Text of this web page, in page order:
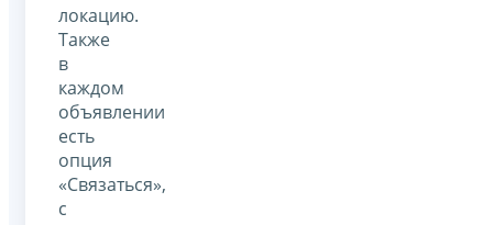
локацию.
Также
в
каждом
объявлении
есть
опция
«Связаться»,
с